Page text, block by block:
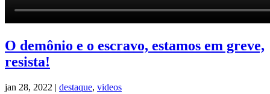
O demônio e o escravo, estamos em greve,
resista!
jan 28, 2022 | destaque, videos